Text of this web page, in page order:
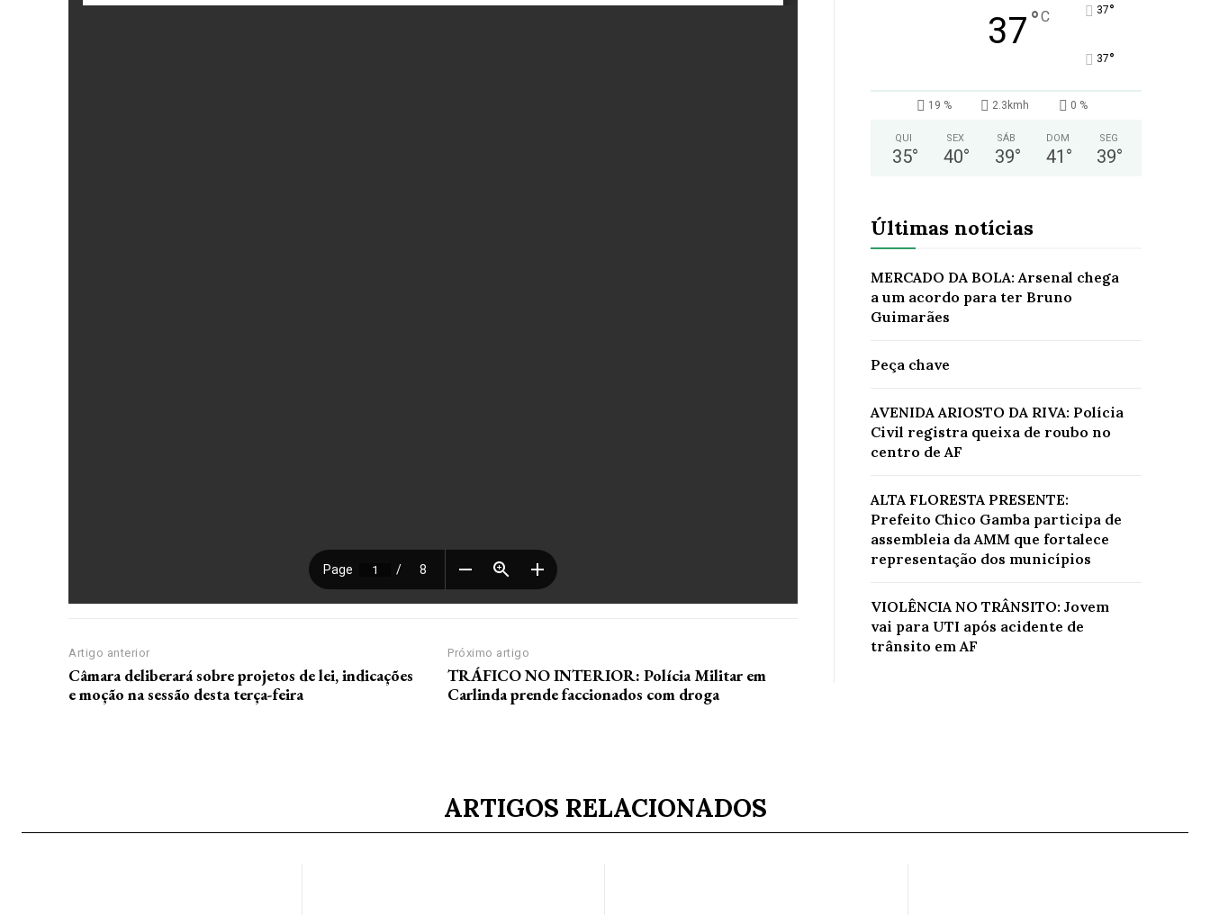
Artigo anterior
Câmara deliberará sobre projetos de lei, indicações
e moção na sessão desta terça-feira
Próximo artigo
TRÁFICO NO INTERIOR: Polícia Militar em
Carlinda prende faccionados com droga
37°C 37°
37°
19 % 2.3kmh 0 %
QUI
35°
SEX
40°
SÁB
39°
DOM
41 °
SEG
39°
Últimas notícias
MERCADO DA BOLA: Arsenal chega
a um acordo para ter Bruno
Guimarães
Peça chave
AVENIDA ARIOSTO DA RIVA: Polícia
Civil registra queixa de roubo no
centro de AF
ALTA FLORESTA PRESENTE:
Prefeito Chico Gamba participa de
assembleia da AMM que fortalece
representação dos municípios
VIOLÊNCIA NO TRÂNSITO: Jovem
vai para UTI após acidente de
trânsito em AF
ARTIGOS RELACIONADOS